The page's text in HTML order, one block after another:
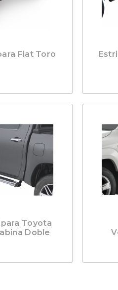
Fiat Toro
Toyota
Doble